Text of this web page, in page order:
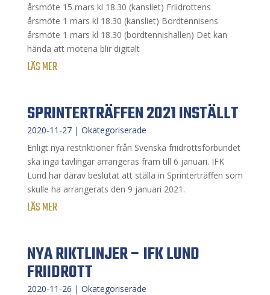
årsmöte 15 mars kl 18.30 (kansliet) Friidrottens
årsmöte 1 mars kl 18.30 (kansliet) Bordtennisens
årsmöte 1 mars kl 18.30 (bordtennishallen) Det kan
hända att mötena blir digitalt
LÄS MER
SPRINTERTRÄFFEN 2021 INSTÄLLT
2020-11-27| Okategoriserade
Enligt nya restriktioner från Svenska friidrottsförbundet
ska inga tävlingar arrangeras fram till 6 januari. IFK
Lund har därav beslutat att ställa in Sprinterträffen som
skulle ha arrangerats den 9 januari 2021.
LÄS MER
NYA RIKTLINJER – IFK LUND
FRIIDROTT
2020-11-26 | Okategoriserade